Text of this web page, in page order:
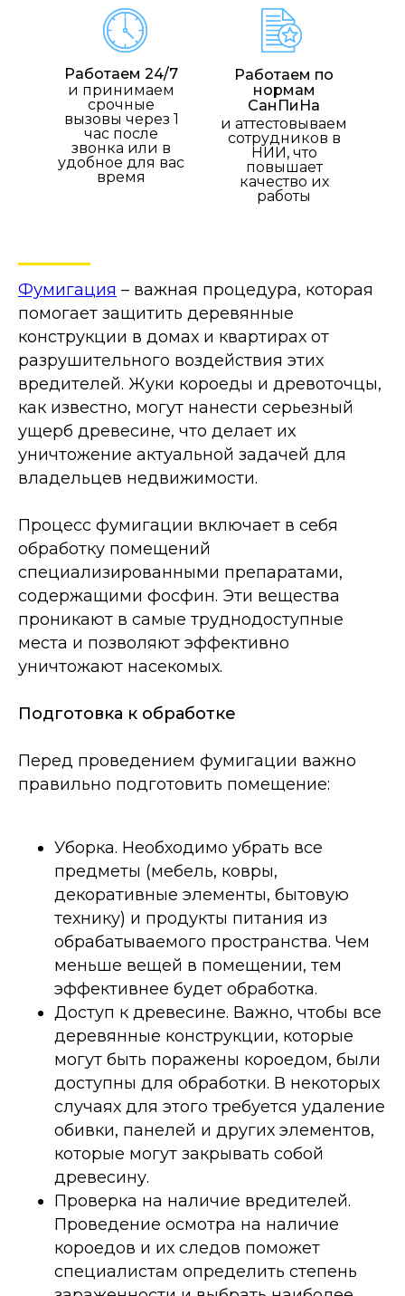
Работаем 24/7
Работаем по
нормам
СанПиНа
и принимаем
срочные
вызовы через 1
час после
звонка или в
удобное для вас
время
и аттестовываем
сотрудников в
НИИ, что
повышает
качество их
работы
Фумигация – важная процедура, которая
помогает защитить деревянные
конструкции в домах и квартирах от
разрушительного воздействия этих
вредителей. Жуки короеды и древоточцы,
как известно, могут нанести серьезный
ущерб древесине, что делает их
уничтожение актуальной задачей для
владельцев недвижимости.
Процесс фумигации включает в себя
обработку помещений
специализированными препаратами,
содержащими фосфин. Эти вещества
проникают в самые труднодоступные
места и позволяют эффективно
уничтожают насекомых.
Подготовка к обработке
Перед проведением фумигации важно
правильно подготовить помещение:
Уборка. Необходимо убрать все
предметы (мебель, ковры,
декоративные элементы, бытовую
технику) и продукты питания из
обрабатываемого пространства. Чем
меньше вещей в помещении, тем
эффективнее будет обработка.
Доступ к древесине. Важно, чтобы все
деревянные конструкции, которые
могут быть поражены короедом, были
доступны для обработки. В некоторых
случаях для этого требуется удаление
обивки, панелей и других элементов,
которые могут закрывать собой
древесину.
Проверка на наличие вредителей.
Проведение осмотра на наличие
короедов и их следов поможет
специалистам определить степень